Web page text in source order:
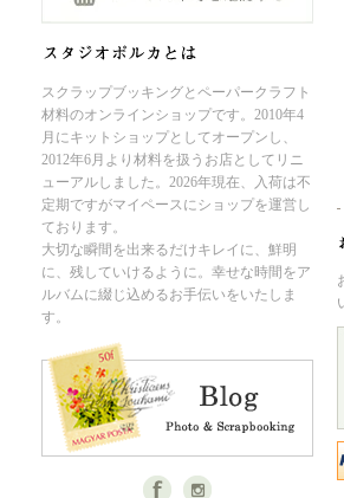
スクラップブッキングとペーパークラフト
材料のオンラインショップです。2010年4
月にキットショップとしてオープンし、
2012年6月より材料を扱うお店としてリニ
ューアルしました。2026年現在、入荷は不
定期ですがマイペースにショップを運営し
ております。
大切な瞬間を出来るだけキレイに、鮮明
に、残していけるように。幸せな時間をア
ルバムに綴じ込めるお手伝いをいたしま
す。